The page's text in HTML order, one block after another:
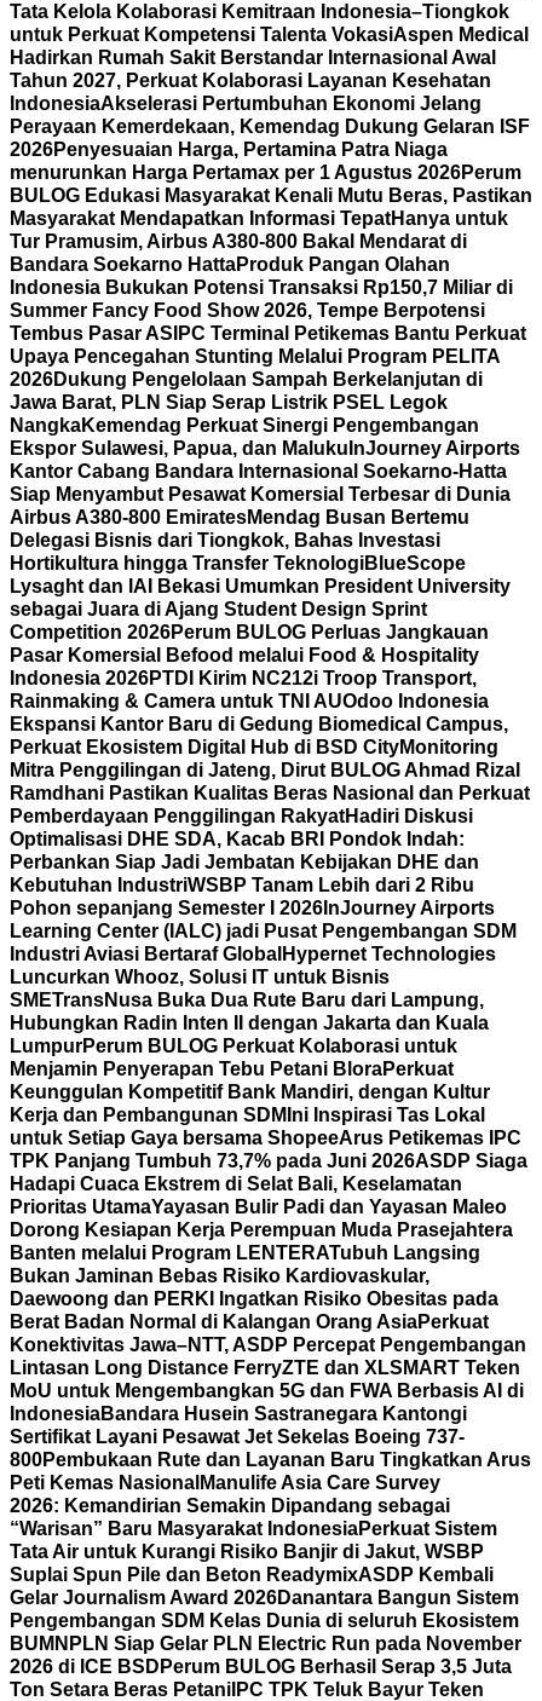
Tata Kelola Kolaborasi Kemitraan Indonesia–Tiongkok
untuk Perkuat Kompetensi Talenta VokasiAspen Medical
Hadirkan Rumah Sakit Berstandar Internasional Awal
Tahun 2027, Perkuat Kolaborasi Layanan Kesehatan
IndonesiaAkselerasi Pertumbuhan Ekonomi Jelang
Perayaan Kemerdekaan, Kemendag Dukung Gelaran ISF
2026Penyesuaian Harga, Pertamina Patra Niaga
menurunkan Harga Pertamax per 1 Agustus 2026Perum
BULOG Edukasi Masyarakat Kenali Mutu Beras, Pastikan
Masyarakat Mendapatkan Informasi TepatHanya untuk
Tur Pramusim, Airbus A380-800 Bakal Mendarat di
Bandara Soekarno HattaProduk Pangan Olahan
Indonesia Bukukan Potensi Transaksi Rp150,7 Miliar di
Summer Fancy Food Show 2026, Tempe Berpotensi
Tembus Pasar AS IPC Terminal Petikemas Bantu Perkuat
Upaya Pencegahan Stunting Melalui Program PELITA
2026Dukung Pengelolaan Sampah Berkelanjutan di
Jawa Barat, PLN Siap Serap Listrik PSEL Legok
NangkaKemendag Perkuat Sinergi Pengembangan
Ekspor Sulawesi, Papua, dan Maluku InJourney Airports
Kantor Cabang Bandara Internasional Soekarno-Hatta
Siap Menyambut Pesawat Komersial Terbesar di Dunia
Airbus A380-800 EmiratesMendag Busan Bertemu
Delegasi Bisnis dari Tiongkok, Bahas Investasi
Hortikultura hingga Transfer TeknologiBlueScope
Lysaght dan IAI Bekasi Umumkan President University
sebagai Juara di Ajang Student Design Sprint
Competition 2026Perum BULOG Perluas Jangkauan
Pasar Komersial Befood melalui Food & Hospitality
Indonesia 2026PTDI Kirim NC212i Troop Transport,
Rainmaking & Camera untuk TNI AUOdoo Indonesia
Ekspansi Kantor Baru di Gedung Biomedical Campus,
Perkuat Ekosistem Digital Hub di BSD CityMonitoring
Mitra Penggilingan di Jateng, Dirut BULOG Ahmad Rizal
Ramdhani Pastikan Kualitas Beras Nasional dan Perkuat
Pemberdayaan Penggilingan RakyatHadiri Diskusi
Optimalisasi DHE SDA, Kacab BRI Pondok Indah:
Perbankan Siap Jadi Jembatan Kebijakan DHE dan
Kebutuhan IndustriWSBP Tanam Lebih dari 2 Ribu
Pohon sepanjang Semester I 2026 InJourney Airports
Learning Center (IALC) jadi Pusat Pengembangan SDM
Industri Aviasi Bertaraf Global Hypernet Technologies
Luncurkan Whooz, Solusi IT untuk Bisnis
SMETransNusa Buka Dua Rute Baru dari Lampung,
Hubungkan Radin Inten II dengan Jakarta dan Kuala
LumpurPerum BULOG Perkuat Kolaborasi untuk
Menjamin Penyerapan Tebu Petani BloraPerkuat
Keunggulan Kompetitif Bank Mandiri, dengan Kultur
Kerja dan Pembangunan SDM Ini Inspirasi Tas Lokal
untuk Setiap Gaya bersama ShopeeArus Petikemas IPC
TPK Panjang Tumbuh 73,7% pada Juni 2026ASDP Siaga
Hadapi Cuaca Ekstrem di Selat Bali, Keselamatan
Prioritas UtamaYayasan Bulir Padi dan Yayasan Maleo
Dorong Kesiapan Kerja Perempuan Muda Prasejahtera
Banten melalui Program LENTERATubuh Langsing
Bukan Jaminan Bebas Risiko Kardiovaskular,
Daewoong dan PERKI Ingatkan Risiko Obesitas pada
Berat Badan Normal di Kalangan Orang AsiaPerkuat
Konektivitas Jawa–NTT, ASDP Percepat Pengembangan
Lintasan Long Distance FerryZTE dan XLSMART Teken
MoU untuk Mengembangkan 5G dan FWA Berbasis AI di
IndonesiaBandara Husein Sastranegara Kantongi
Sertifikat Layani Pesawat Jet Sekelas Boeing 737-
800Pembukaan Rute dan Layanan Baru Tingkatkan Arus
Peti Kemas Nasional Manulife Asia Care Survey
2026: Kemandirian Semakin Dipandang sebagai
“Warisan” Baru Masyarakat IndonesiaPerkuat Sistem
Tata Air untuk Kurangi Risiko Banjir di Jakut, WSBP
Suplai Spun Pile dan Beton ReadymixASDP Kembali
Gelar Journalism Award 2026Danantara Bangun Sistem
Pengembangan SDM Kelas Dunia di seluruh Ekosistem
BUMN PLN Siap Gelar PLN Electric Run pada November
2026 di ICE BSD Perum BULOG Berhasil Serap 3,5 Juta
Ton Setara Beras Petani IPC TPK Teluk Bayur Teken